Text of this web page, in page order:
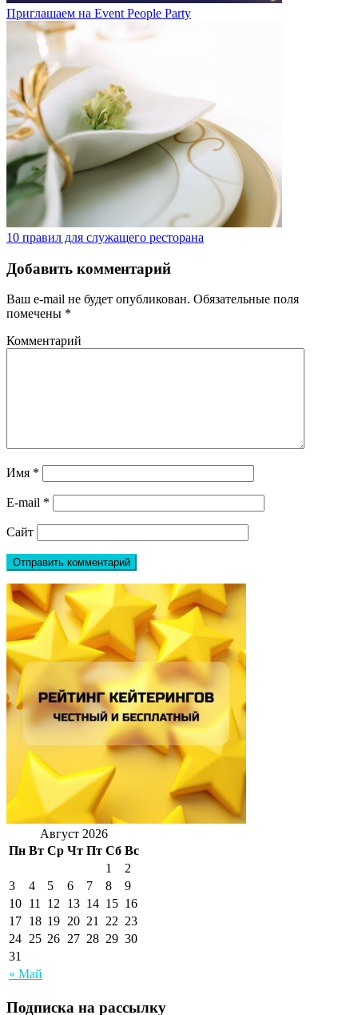
Приглашаем на Event People Party
10 правил для служащего ресторана
Добавить комментарий
Ваш e-mail не будет опубликован. Обязательные поля
помечены *
Комментарий
Имя *
E-mail *
Сайт
Август 2026
Пн Вт Ср Чт Пт Сб Вс
« Май
1
2
3
4 5 6 7 8
9
10 11 12 13 14 15 16
17 18 19 20 21 22 23
24 25 26 27 28 29 30
31
Подписка на рассылку